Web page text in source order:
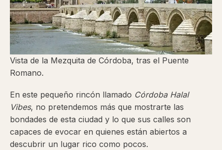
Vista de la Mezquita de Córdoba, tras el Puente
Romano.
En este pequeño rincón llamado Córdoba Halal
Vibes, no pretendemos más que mostrarte las
bondades de esta ciudad y lo que sus calles son
capaces de evocar en quienes están abiertos a
descubrir un lugar rico como pocos.